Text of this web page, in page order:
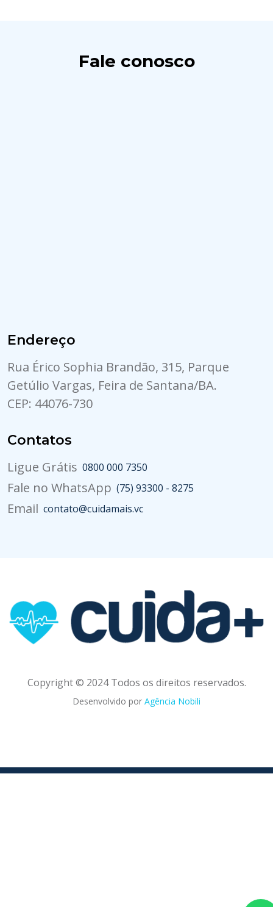
Fale conosco
Endereço
Rua Érico Sophia Brandão, 315, Parque
Getúlio Vargas, Feira de Santana/BA.
CEP: 44076-730
Contatos
Ligue Grátis 0800 000 7350
Fale no WhatsApp (75) 93300 - 8275
Email contato@cuidamais.vc
Copyright © 2024 Todos os direitos reservados.
Desenvolvido por Agência Nobili